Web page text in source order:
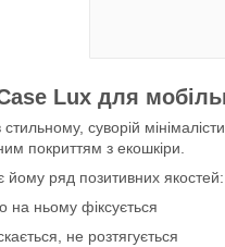
Lux для
суворій
покриттям з екошкіри.
ряд позитивних якостей:
на ньому фіксується
не розтягується